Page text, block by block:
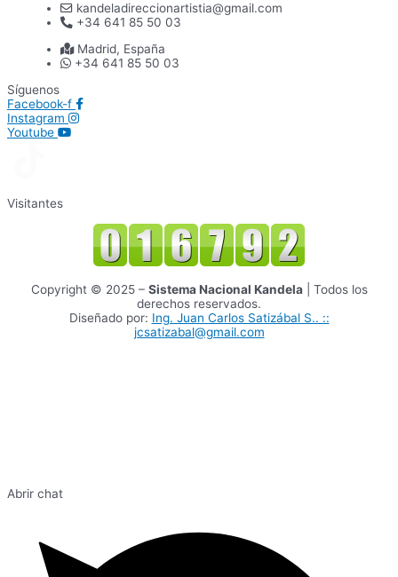
kandeladireccionartistia@gmail.com
+34 641 85 50 03
Madrid, España
+34 641 85 50 03
Síguenos
Facebook-f
Instagram
Youtube
Visitantes
Copyright © 2025 – Sistema Nacional Kandela| Todos los
derechos reservados.
Diseñado por: Ing. Juan Carlos Satizábal S.. ::
jcsatizabal@gmail.com
Abrir chat